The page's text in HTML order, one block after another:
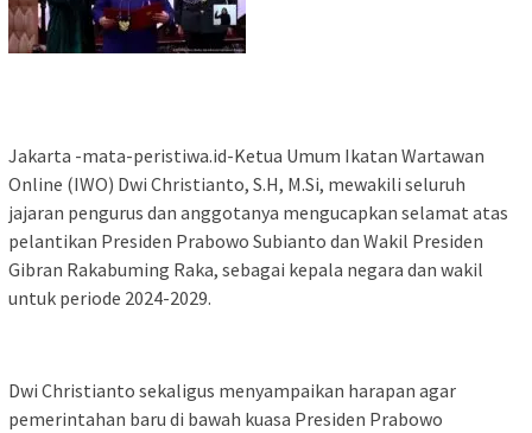
Jakarta -mata-peristiwa.id-Ketua Umum Ikatan Wartawan
Online (IWO) Dwi Christianto, S.H, M.Si, mewakili seluruh
jajaran pengurus dan anggotanya mengucapkan selamat atas
pelantikan Presiden Prabowo Subianto dan Wakil Presiden
Gibran Rakabuming Raka, sebagai kepala negara dan wakil
untuk periode 2024-2029.
Dwi Christianto sekaligus menyampaikan harapan agar
pemerintahan baru di bawah kuasa Presiden Prabowo